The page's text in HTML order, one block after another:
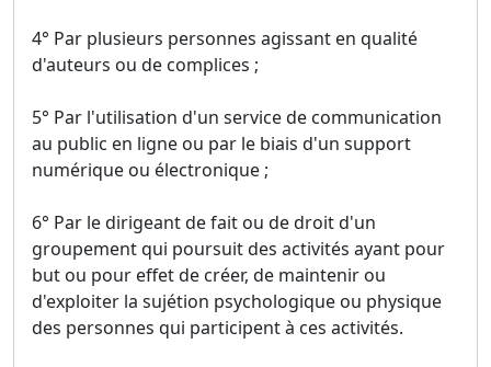
4° Par plusieurs personnes agissant en qualité
d'auteurs ou de complices ;
5° Par l'utilisation d'un service de communication
au public en ligne ou par le biais d'un support
numérique ou électronique ;
6° Par le dirigeant de fait ou de droit d'un
groupement qui poursuit des activités ayant pour
but ou pour effet de créer, de maintenir ou
d'exploiter la sujétion psychologique ou physique
des personnes qui participent à ces activités.